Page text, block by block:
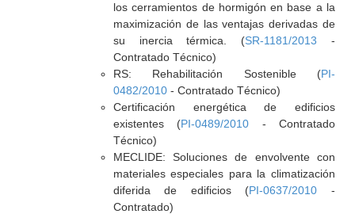
los cerramientos de hormigón en base a la
maximización de las ventajas derivadas de
su inercia térmica. (SR-1181/2013 -
Contratado Técnico)
RS: Rehabilitación Sostenible (PI-
0482/2010- Contratado Técnico)
Certificación energética de edificios
existentes (PI-0489/2010 - Contratado
Técnico)
MECLIDE: Soluciones de envolvente con
materiales especiales para la climatización
diferida de edificios (PI-0637/2010 -
Contratado)